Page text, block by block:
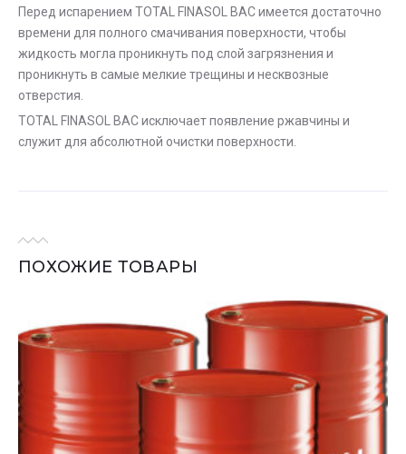
Перед испарением TOTAL FINASOL BAC имеется достаточно
времени для полного смачивания поверхности, чтобы
жидкость могла проникнуть под слой загрязнения и
проникнуть в самые мелкие трещины и несквозные
отверстия.
TOTAL FINASOL BAC исключает появление ржавчины и
служит для абсолютной очистки поверхности.
ПОХОЖИЕ ТОВАРЫ